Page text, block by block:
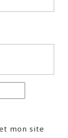
mon site